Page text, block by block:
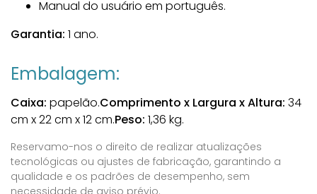
Manual do usuário em português.
Garantia: 1 ano.
Embalagem:
Caixa: papelão.Comprimento x Largura x Altura: 34
cm x 22 cm x 12 cm.Peso: 1,36 kg.
Reservamo-nos o direito de realizar atualizações
tecnológicas ou ajustes de fabricação, garantindo a
qualidade e os padrões de desempenho, sem
necessidade de aviso prévio.